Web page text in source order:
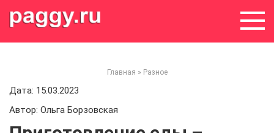
Главная » Разное
Дата: 15.03.2023
Автор: Ольга Борзовская